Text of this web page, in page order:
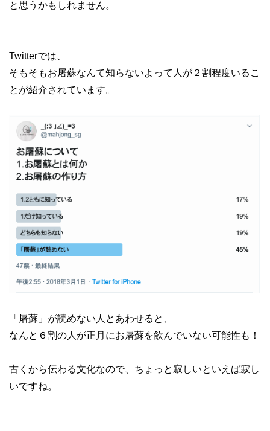
と思うかもしれません。
Twitterでは、
そもそもお屠蘇なんて知らないよって人が２割程度いるこ
とが紹介されています。
「屠蘇」が読めない人とあわせると、
なんと６割の人が正月にお屠蘇を飲んでいない可能性も！
古くから伝わる文化なので、ちょっと寂しいといえば寂し
いですね。